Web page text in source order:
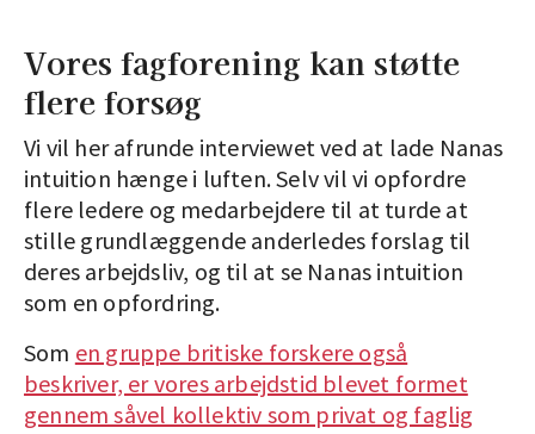
Vores fagforening kan støtte
flere forsøg
Vi vil her afrunde interviewet ved at lade Nanas
intuition hænge i luften. Selv vil vi opfordre
flere ledere og medarbejdere til at turde at
stille grundlæggende anderledes forslag til
deres arbejdsliv, og til at se Nanas intuition
som en opfordring.
Som en gruppe britiske forskere også
beskriver, er vores arbejdstid blevet formet
gennem såvel kollektiv som privat og faglig